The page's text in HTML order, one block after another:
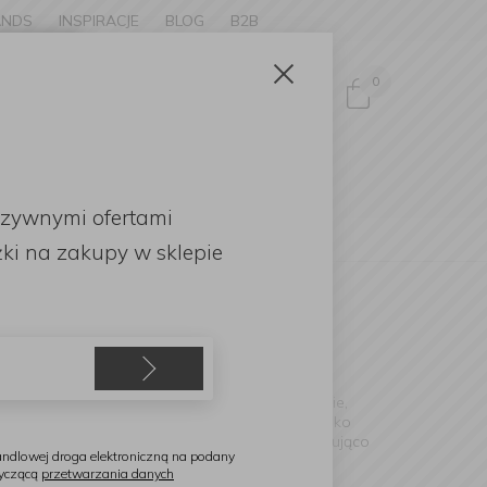
INSPIRACJE BLOG B2B
0
barw, bo ich siła tkwi w przemyślanej formie,
to właśnie taka marka. To nie tylko
wynoszenie śmieci może stać się zaskakująco
to
ofertami
na zakupy w sklepie
droga elektroniczną na podany
przetwarzania danych